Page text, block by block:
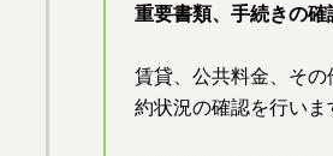
重要書類、手続きの確
賃貸、公共料金、そ
約状況の確認を行いま